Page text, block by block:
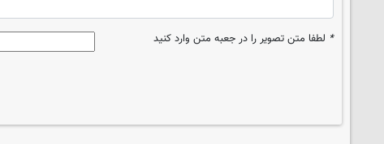
* لطفا متن تصویر را در جعبه متن وارد کنید